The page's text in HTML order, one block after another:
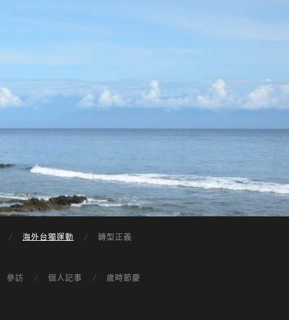
海外台獨運動 轉型正義
參訪 個人記事 歲時節慶